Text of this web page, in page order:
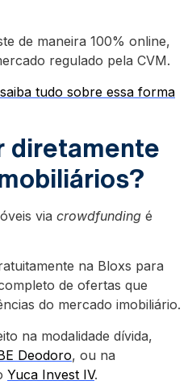
de maneira 100% online,
regulado pela CVM.
tudo sobre essa forma
diretamente
via crowdfunding é
na Bloxs para
de ofertas que
do mercado imobiliário.
na modalidade dívida,
Deodoro, ou na
Yuca Invest IV.